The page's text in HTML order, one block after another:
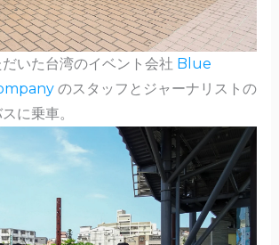
いた台湾のイベント会社 Blue
のスタッフとジャーナリストの
に乗車。